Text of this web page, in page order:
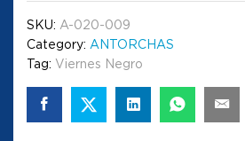
SKU: A-020-009
Category: ANTORCHAS
Tag: Viernes Negro